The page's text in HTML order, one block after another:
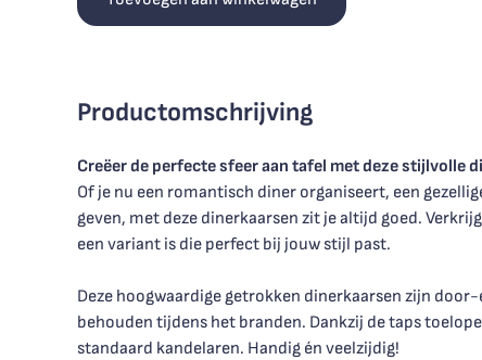
Productomschrijving
Creëer de perfecte sfeer aan tafel met deze stijlvolle
Of je nu een romantisch diner organiseert, een
geven, met deze dinerkaarsen zit je altijd goed.
een variant is die perfect bij jouw stijl past.
Deze hoogwaardige getrokken dinerkaarsen zijn
behouden tijdens het branden. Dankzij de taps
standaard kandelaren. Handig én veelzijdig!